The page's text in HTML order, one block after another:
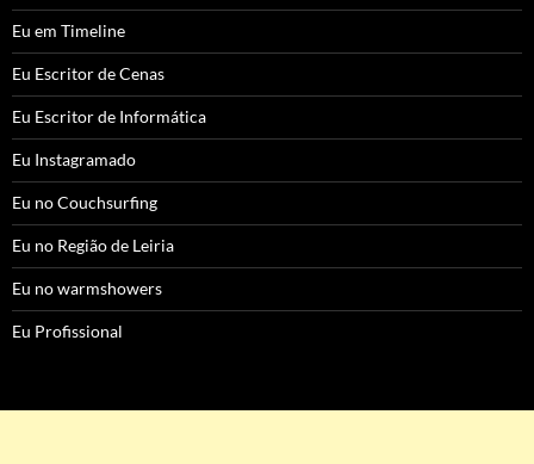
Eu em Timeline
Eu Escritor de Cenas
Eu Escritor de Informática
Eu Instagramado
Eu no Couchsurfing
Eu no Região de Leiria
Eu no warmshowers
Eu Profissional